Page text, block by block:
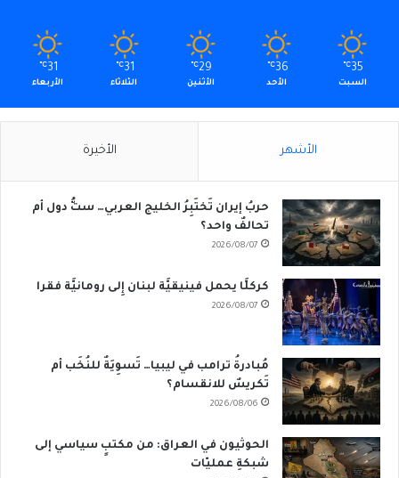
35
℃
السبت
36
℃
الأحد
29
℃
الأثنين
31
℃
الثلاثاء
31
℃
الأربعاء
الأشهر الأخيرة
حربُ إيران تَختَبِرُ الخليج العربي… ستُّ دول أم
تحالفٌ واحد؟
2026/08/07
كركلَّا يحمل فينيقيَّة لبنان إِلى رومانيَّة فقرا
2026/08/07
مُبادرةُ ترامب في ليبيا… تَسوِيَةٌ للنُخَب أم
تَكريسٌ للانقسام؟
2026/08/06
الحوثيون في العراق: من مكتبٍ سياسي إلى
شبكةِ عمليّات